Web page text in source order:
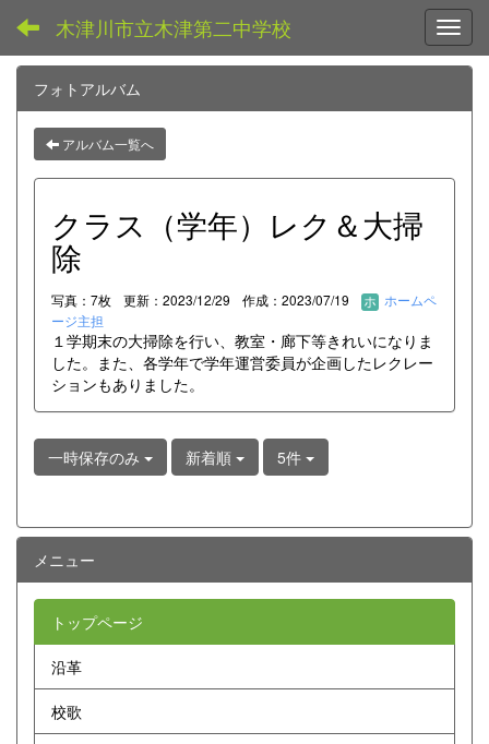
木津川市立木津第二中学校
フォトアルバム
アルバム一覧へ
クラス（学年）レク＆大掃
除
写真：7枚 更新：2023/12/29 作成：2023/07/19
ホームペ
ージ主担
１学期末の大掃除を行い、教室・廊下等きれいになりま
した。また、各学年で学年運営委員が企画したレクレー
ションもありました。
一時保存のみ 新着順 5件
メニュー
トップページ
沿革
校歌